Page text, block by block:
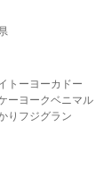
トーヨーカドー
ー ヨークベニマル
り フジグラン